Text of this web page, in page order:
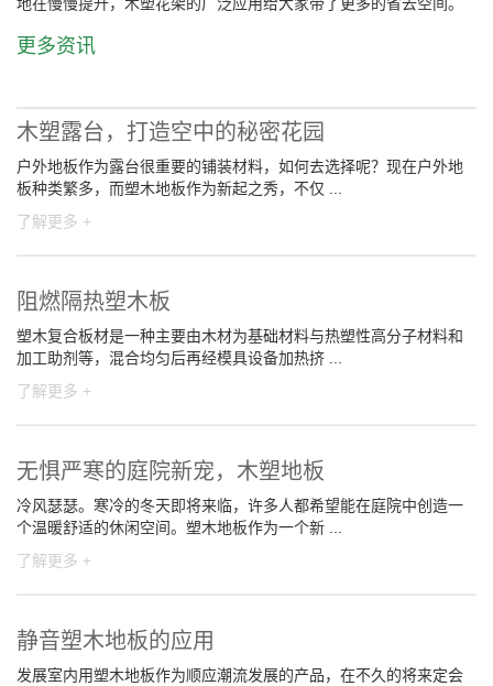
更多资讯
木塑露台，打造空中的秘密花园
户外地板作为露台很重要的铺装材料，如何去选择呢？现在户外地
板种类繁多，而塑木地板作为新起之秀，不仅 ...
了解更多 +
阻燃隔热塑木板
塑木复合板材是一种主要由木材为基础材料与热塑性高分子材料和
加工助剂等，混合均匀后再经模具设备加热挤 ...
了解更多 +
无惧严寒的庭院新宠，木塑地板
冷风瑟瑟。寒冷的冬天即将来临，许多人都希望能在庭院中创造一
个温暖舒适的休闲空间。塑木地板作为一个新 ...
了解更多 +
静音塑木地板的应用
发展室内用塑木地板作为顺应潮流发展的产品，在不久的将来定会